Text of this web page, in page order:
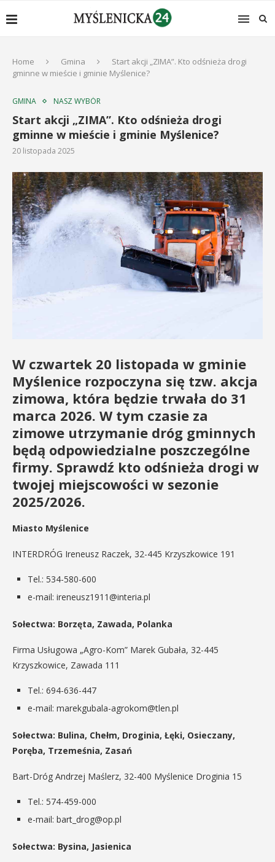
Home Gmina
Start akcji „ZIMA”. Kto odśnieża drogi
gminne w mieście i gminie Myślenice?
GMINA NASZ WYBÓR
Start akcji „ZIMA”. Kto odśnieża drogi
gminne w mieście i gminie Myślenice?
20 listopada 2025
W czwartek 20 listopada w gminie
Myślenice rozpoczyna się tzw. akcja
zimowa, która będzie trwała do 31
marca 2026. W tym czasie za
zimowe utrzymanie dróg gminnych
będą odpowiedzialne poszczególne
firmy. Sprawdź kto odśnieża drogi w
twojej miejscowości w sezonie
2025/2026.
Miasto Myślenice
INTERDRÓG Ireneusz Raczek, 32-445 Krzyszkowice 191
Tel.: 534-580-600
e-mail: ireneusz1911@interia.pl
Sołectwa: Borzęta, Zawada, Polanka
Firma Usługowa „Agro-Kom” Marek Gubała, 32-445
Krzyszkowice, Zawada 111
Tel.: 694-636-447
e-mail: marekgubala-agrokom@tlen.pl
Sołectwa: Bulina, Chełm, Droginia, Łęki, Osieczany,
Poręba, Trzemeśnia, Zasań
Bart-Dróg Andrzej Maślerz, 32-400 Myślenice Droginia 15
Tel.: 574-459-000
e-mail: bart_drog@op.pl
Sołectwa: Bysina, Jasienica